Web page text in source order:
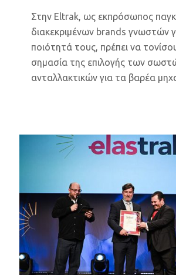
Στην Eltrak, ως εκπρόσωπος
διακεκριμένων brands γνωστών
ποιότητά τους, πρέπει να
σημασία της επιλογής των
ανταλλακτικών για τα βαρέα